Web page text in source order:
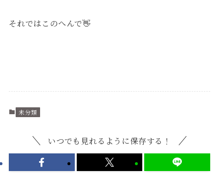
それではこのへんで👋
未分類
いつでも見れるように保存する！